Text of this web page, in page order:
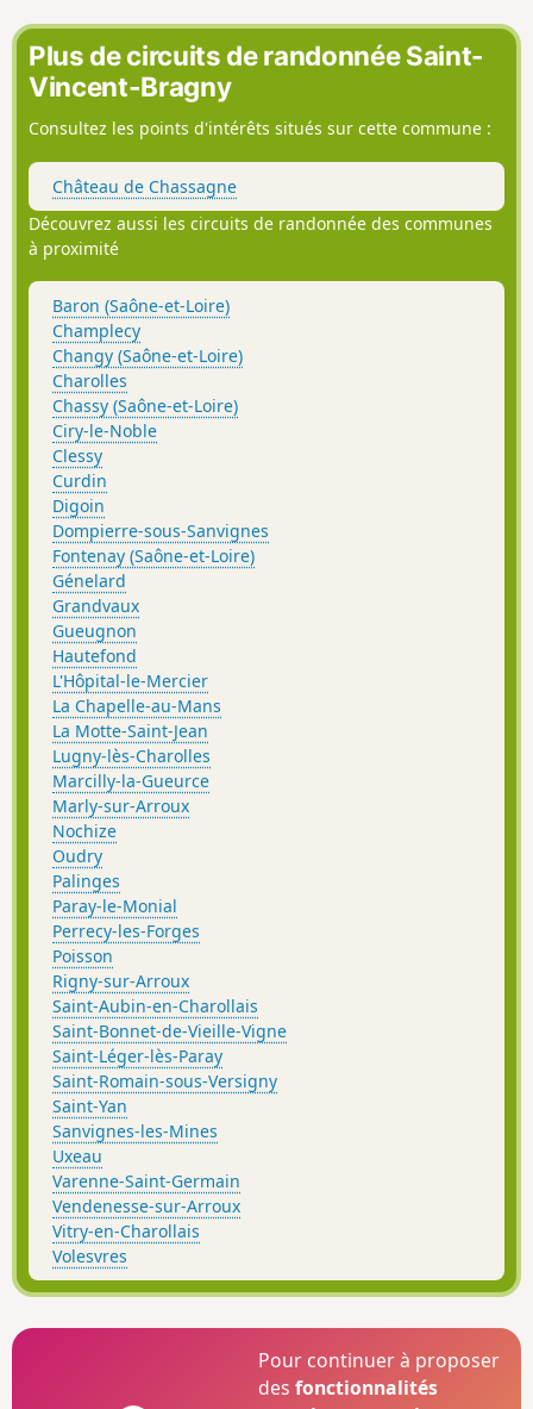
Plus de circuits de randonnée Saint-
Vincent-Bragny
Consultez les points d'intérêts situés sur cette commune :
Château de Chassagne
Découvrez aussi les circuits de randonnée des communes
à proximité
Baron (Saône-et-Loire)
Champlecy
Changy (Saône-et-Loire)
Charolles
Chassy (Saône-et-Loire)
Ciry-le-Noble
Clessy
Curdin
Digoin
Dompierre-sous-Sanvignes
Fontenay (Saône-et-Loire)
Génelard
Grandvaux
Gueugnon
Hautefond
L'Hôpital-le-Mercier
La Chapelle-au-Mans
La Motte-Saint-Jean
Lugny-lès-Charolles
Marcilly-la-Gueurce
Marly-sur-Arroux
Nochize
Oudry
Palinges
Paray-le-Monial
Perrecy-les-Forges
Poisson
Rigny-sur-Arroux
Saint-Aubin-en-Charollais
Saint-Bonnet-de-Vieille-Vigne
Saint-Léger-lès-Paray
Saint-Romain-sous-Versigny
Saint-Yan
Sanvignes-les-Mines
Uxeau
Varenne-Saint-Germain
Vendenesse-sur-Arroux
Vitry-en-Charollais
Volesvres
Pour continuer à proposer
desfonctionnalités